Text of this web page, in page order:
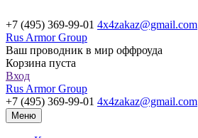
+7 (495) 369-99-01 4x4zakaz@gmail.com
Rus Armor Group
Ваш проводник в мир оффроуда
Корзина пуста
Вход
Rus Armor Group
+7 (495) 369-99-01 4x4zakaz@gmail.com
Меню